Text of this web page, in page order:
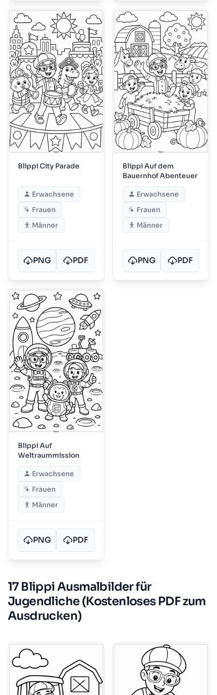
Blippi City Parade
Erwachsene
Frauen
Männer
PNG PDF
Blippi Auf dem
Bauernhof Abenteuer
Erwachsene
Frauen
Männer
PNG PDF
Blippi Auf
Weltraummission
Erwachsene
Frauen
Männer
PNG PDF
17 Blippi Ausmalbilder für
Jugendliche (Kostenloses PDF zum
Ausdrucken)